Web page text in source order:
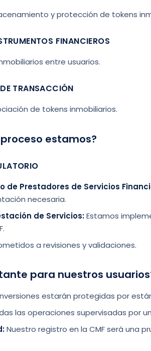
y protección de tokens
FINANCIEROS
entre usuarios.
TRANSACCIÓN
de tokens inmobiliarios.
estamos?
de Prestadores de Servicios
necesaria.
de Servicios:Estamos
a revisiones y validaciones.
para nuestros
estarán protegidas por
las operaciones supervisadas por
Nuestro registro en la CMF será una